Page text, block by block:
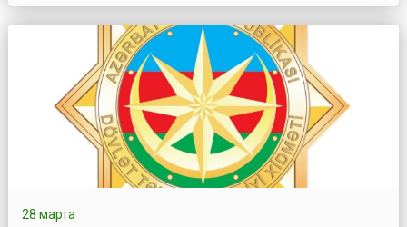
КР от 12 апреля 2007 года № 120 в целях приведения в
соответствии с исторической датой профессионального
Дня органов национальной безопасности Кыргызской
Республики. Прежнее постановление Правительства
Кыргызской Республики от 19 ноября 1993 года № 568, ...
28 марта